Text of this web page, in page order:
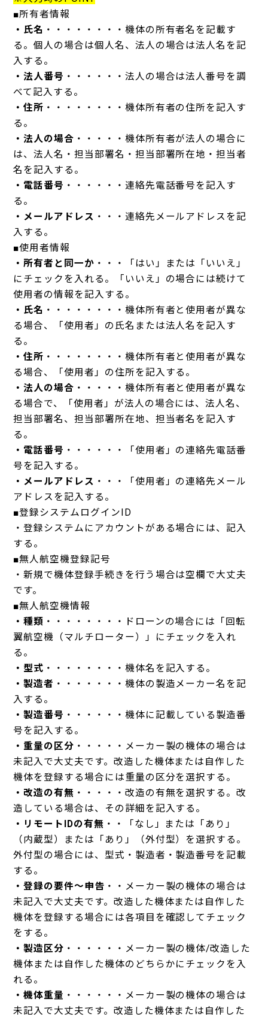
■所有者情報
・氏名 ・・・・・・・・機体の所有者名を記載す
る。個人の場合は個人名、法人の場合は法人名を記
入する。
・法人番号 ・・・・・・法人の場合は法人番号を調
べて記入する。
・住所 ・・・・・・・・機体所有者の住所を記入す
る。
・法人の場合 ・・・・・機体所有者が法人の場合に
は、法人名・担当部署名・担当部署所在地・担当者
名を記入する。
・電話番号 ・・・・・・連絡先電話番号を記入す
る。
・メールアドレス ・・・連絡先メールアドレスを記
入する。
■使用者情報
・所有者と同一か ・・・「はい」または「いいえ」
にチェックを入れる。「いいえ」の場合には続けて
使用者の情報を記入する。
・氏名 ・・・・・・・・機体所有者と使用者が異な
る場合、「使用者」の氏名または法人名を記入す
る。
・住所 ・・・・・・・・機体所有者と使用者が異な
る場合、「使用者」の住所を記入する。
・法人の場合 ・・・・・機体所有者と使用者が異な
る場合で、「使用者」が法人の場合には、法人名、
担当部署名、担当部署所在地、担当者名を記入す
る。
・電話番号 ・・・・・・「使用者」の連絡先電話番
号を記入する。
・メールアドレス ・・・「使用者」の連絡先メール
アドレスを記入する。
■登録システムログインID
・登録システムにアカウントがある場合には、記入
する。
■無人航空機登録記号
・新規で機体登録手続きを行う場合は空欄で大丈夫
です。
■無人航空機情報
・種類 ・・・・・・・・ドローンの場合には「回転
翼航空機（マルチローター）」にチェックを入れ
る。
・型式 ・・・・・・・・機体名を記入する。
・製造者 ・・・・・・・機体の製造メーカー名を記
入する。
・製造番号 ・・・・・・機体に記載している製造番
号を記入する。
・重量の区分 ・・・・・メーカー製の機体の場合は
未記入で大丈夫です。改造した機体または自作した
機体を登録する場合には重量の区分を選択する。
・改造の有無 ・・・・・改造の有無を選択する。改
造している場合は、その詳細を記入する。
・リモートIDの有無 ・・「なし」または「あり」
（内蔵型）または「あり」（外付型）を選択する。
外付型の場合には、型式・製造者・製造番号を記載
する。
・登録の要件～申告 ・・メーカー製の機体の場合は
未記入で大丈夫です。改造した機体または自作した
機体を登録する場合には各項目を確認してチェック
をする。
・製造区分 ・・・・・・メーカー製の機体/改造した
機体または自作した機体のどちらかにチェックを入
れる。
・機体重量 ・・・・・・メーカー製の機体の場合は
未記入で大丈夫です。改造した機体または自作した